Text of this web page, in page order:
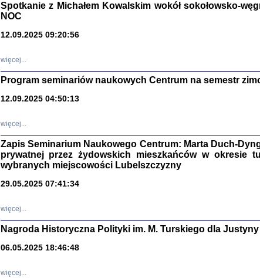
Zagłada
Studia i
Spotkanie z Michałem Kowalskim wokół sokołowsko-
NOC
12.09.2025 09:20:56
więcej...
Program seminariów naukowych Centrum na semestr
12.09.2025 04:50:13
więcej...
Zapis Seminarium Naukowego Centrum: Marta Duch-
prywatnej przez żydowskich mieszkańców w okresie
wybranych miejscowości Lubelszczyzny
29.05.2025 07:41:34
więcej...
Nagroda Historyczna Polityki im. M. Turskiego dla
06.05.2025 18:46:48
więcej...